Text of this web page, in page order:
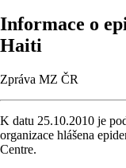
Informace o
Haiti
Zpráva MZ ČR
K datu 25.10.2010 je
organizace hlášena
Centre.